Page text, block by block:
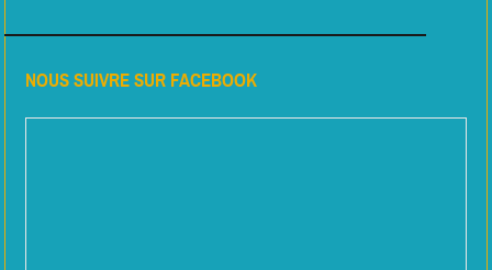
NOUS SUIVRE SUR FACEBOOK